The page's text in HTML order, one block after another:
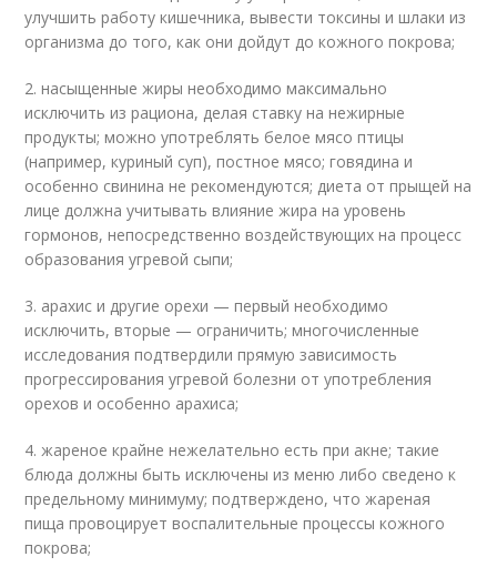
улучшить работу кишечника, вывести токсины и шлаки из
организма до того, как они дойдут до кожного покрова;
2. насыщенные жиры необходимо максимально
исключить из рациона, делая ставку на нежирные
продукты; можно употреблять белое мясо птицы
(например, куриный суп), постное мясо; говядина и
особенно свинина не рекомендуются; диета от прыщей на
лице должна учитывать влияние жира на уровень
гормонов, непосредственно воздействующих на процесс
образования угревой сыпи;
3. арахис и другие орехи — первый необходимо
исключить, вторые — ограничить; многочисленные
исследования подтвердили прямую зависимость
прогрессирования угревой болезни от употребления
орехов и особенно арахиса;
4. жареное крайне нежелательно есть при акне; такие
блюда должны быть исключены из меню либо сведено к
предельному минимуму; подтверждено, что жареная
пища провоцирует воспалительные процессы кожного
покрова;